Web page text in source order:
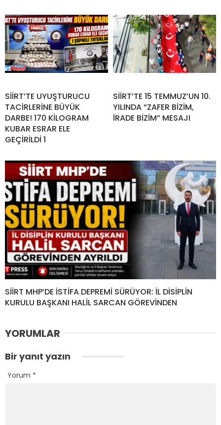
SİİRT’TE UYUŞTURUCU
TACİRLERİNE BÜYÜK
DARBE! 170 KİLOGRAM
KUBAR ESRAR ELE
GEÇİRİLDİ 1
SİİRT’TE 15 TEMMUZ’UN 10.
YILINDA “ZAFER BİZİM,
İRADE BİZİM” MESAJI
SİİRT MHP’DE İSTİFA DEPREMİ SÜRÜYOR: İL DİSİPLİN
KURULU BAŞKANI HALİL SARCAN GÖREVİNDEN
YORUMLAR
Bir yanıt yazın
Yorum *